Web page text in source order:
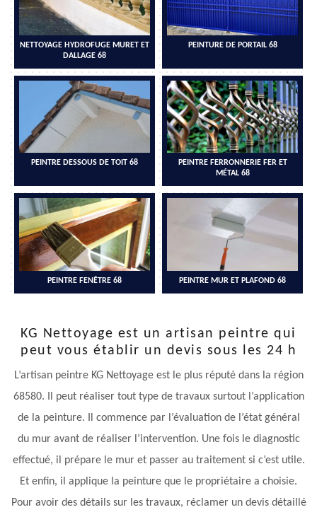
NETTOYAGE HYDROFUGE MURET ET
DALLAGE 68
PEINTURE DE PORTAIL 68
PEINTRE DESSOUS DE TOIT 68
PEINTRE FERRONNERIE FER ET
MÉTAL 68
PEINTRE FENÊTRE 68 PEINTRE MUR ET PLAFOND 68
KG Nettoyage est un artisan peintre qui
peut vous établir un devis sous les 24 h
L’artisan peintre KG Nettoyage est le plus réputé dans la région
68580. Il peut réaliser tout type de travaux surtout l’application
de la peinture. Il commence par l’évaluation de l’état général
du mur avant de réaliser l’intervention. Une fois le diagnostic
effectué, il prépare le mur et passer au traitement si c’est utile.
Et enfin, il applique la peinture que le propriétaire a choisie.
Pour avoir des détails sur les travaux, réclamer un devis détaillé